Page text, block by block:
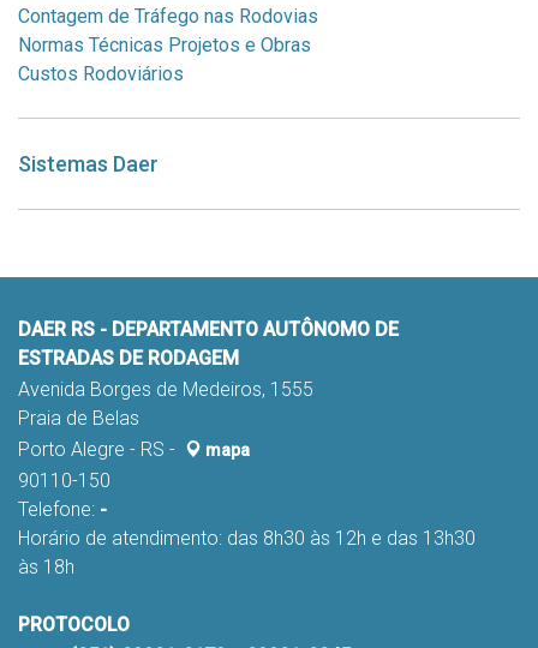
Contagem de Tráfego nas Rodovias
Normas Técnicas Projetos e Obras
Custos Rodoviários
Sistemas Daer
DAER RS - DEPARTAMENTO AUTÔNOMO DE
ESTRADAS DE RODAGEM
Avenida Borges de Medeiros, 1555
Praia de Belas
Porto Alegre - RS -
mapa
90110-150
Telefone: -
Horário de atendimento: das 8h30 às 12h e das 13h30
às 18h
PROTOCOLO